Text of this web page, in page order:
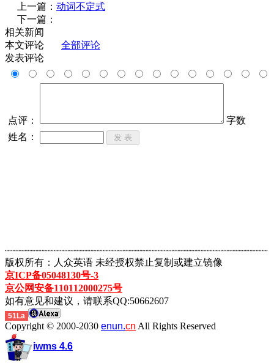
上一篇： 动词不定式
下一篇：
相关新闻
本文评论
全部评论
发表评论
点评：
字数
姓名：
┈┈┈┈┈┈┈┈┈┈┈┈┈┈┈┈┈┈┈┈┈┈┈┈┈┈┈┈┈┈┈┈┈┈┈┈┈┈┈┈┈┈┈
版权所有：人众英语 未经授权禁止复制或建立镜像
京ICP备05048130号-3
京公网安备110112000275号
如有意见和建议，请联系QQ:50662607
51La
Copyright © 2000-2030 enun.cn All Rights Reserved
iwms 4.6